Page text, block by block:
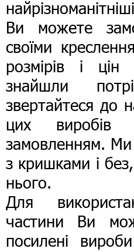
Ви можете
своїми
розмірів і
знайшли
звертайтеся до
цих виробів
замовленням. Ми
з кришками і
нього.
Для
частини Ви
посилені